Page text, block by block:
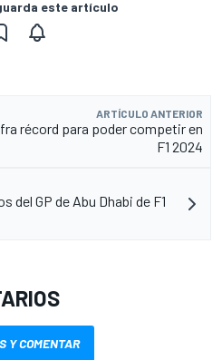
este artículo
ARTÍCULO ANTERIOR
récord para poder competir en
F1 2024
del GP de Abu Dhabi de F1
Y COMENTAR